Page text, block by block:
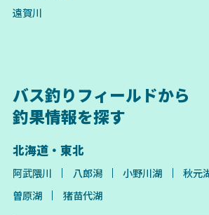
遠賀川
バス釣りフィールドから
釣果情報を探す
北海道・東北
阿武隈川 八郎潟 小野川湖 秋元
曽原湖
猪苗代湖